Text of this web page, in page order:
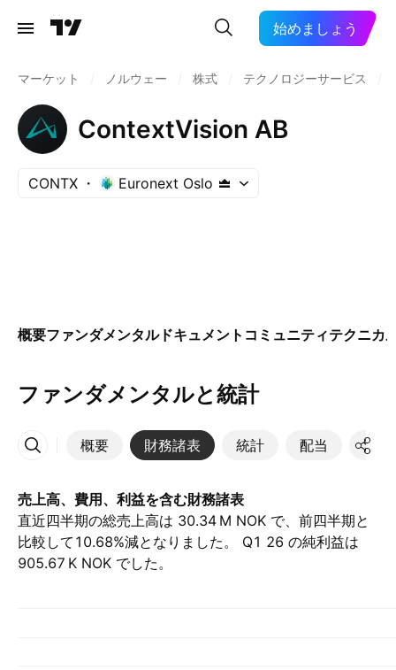
始めましょう
マーケット ノルウェー 株式 テクノロジーサービス
ContextVision AB
CONTX Euronext Oslo
概要ファンダメンタルドキュメント コミュニティテクニカ
ファンダメンタルと統計
概要 財務諸表 統計 配当 決算
その他
売上高、費用、利益を含む財務諸表
直近四半期の総売上高は ‪30.34 M‬ NOK で、前四半期と
比較して10.68%減となりました。 Q1 26 の純利益は
‪905.67 K‬ NOK でした。